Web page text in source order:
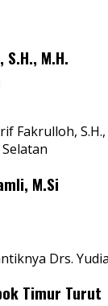
M.H.
Fakrulloh, S.H.,
M.Si
Drs.
Timur Turut